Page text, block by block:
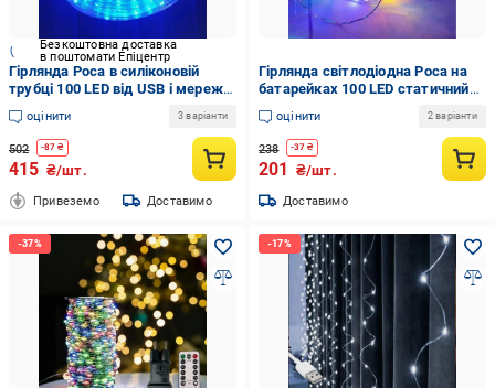
Безкоштовна доставка
в поштомати Епіцентр
Гірлянда Роса в силіконовій
трубці 100 LED від USB і мережі
220V 8 режимів IP65 10 м Синій
оцінити 3 варіанти
502 -87 ₴
415 ₴/шт.
Привеземо Доставимо
Гірлянда світлодіодна Роса на
батарейках 100 LED статичний
режим IP44 10 м Мультиколор
оцінити 2 варіанти
238 -37 ₴
201 ₴/шт.
Доставимо